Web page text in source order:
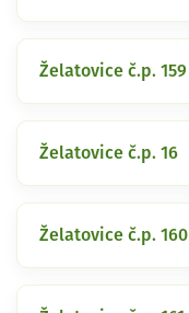
Želatovice č.p. 159
Želatovice č.p. 16
Želatovice č.p. 160